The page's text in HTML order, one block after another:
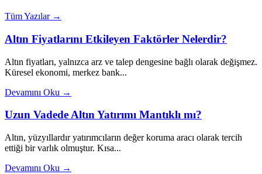
Tüm Yazılar →
Altın Fiyatlarını Etkileyen Faktörler Nelerdir?
Altın fiyatları, yalnızca arz ve talep dengesine bağlı olarak değişmez.
Küresel ekonomi, merkez bank...
Devamını Oku →
Uzun Vadede Altın Yatırımı Mantıklı mı?
Altın, yüzyıllardır yatırımcıların değer koruma aracı olarak tercih
ettiği bir varlık olmuştur. Kısa...
Devamını Oku →